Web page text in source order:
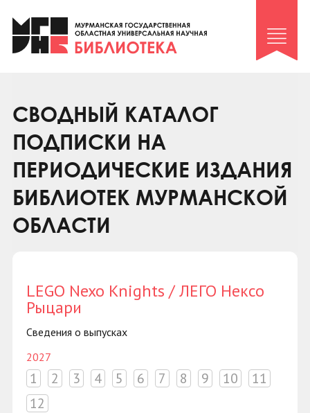
Клуб «Гиря и сельдерей»
Клуб «Семейный архив»
Коллегам
Контакты
СВОДНЫЙ КАТАЛОГ
ПОДПИСКИ НА
ПЕРИОДИЧЕСКИЕ ИЗДАНИЯ
БИБЛИОТЕК МУРМАНСКОЙ
ОБЛАСТИ
LEGO Nexo Knights / ЛЕГО Нексо
Рыцари
Сведения о выпусках
2027
1 2 3 4 5 6 7 8 9 10
11
12